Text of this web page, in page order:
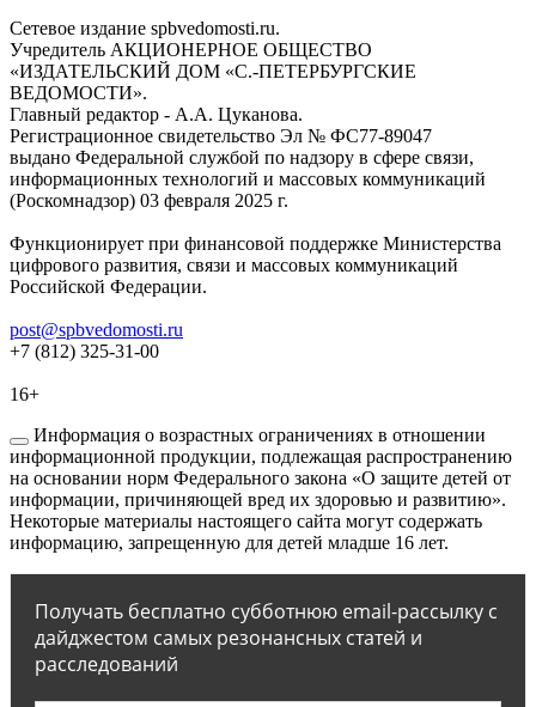
Сетевое издание spbvedomosti.ru.
Учредитель АКЦИОНЕРНОЕ ОБЩЕСТВО
«ИЗДАТЕЛЬСКИЙ ДОМ «С.-ПЕТЕРБУРГСКИЕ
ВЕДОМОСТИ».
Главный редактор - А.А. Цуканова.
Регистрационное свидетельство Эл № ФС77-89047
выдано Федеральной службой по надзору в сфере связи,
информационных технологий и массовых коммуникаций
(Роскомнадзор) 03 февраля 2025 г.
Функционирует при финансовой поддержке Министерства
цифрового развития, связи и массовых коммуникаций
Российской Федерации.
post@spbvedomosti.ru
+7 (812) 325-31-00
16+
Информация о возрастных ограничениях в отношении
информационной продукции, подлежащая распространению
на основании норм Федерального закона «О защите детей от
информации, причиняющей вред их здоровью и развитию».
Некоторые материалы настоящего сайта могут содержать
информацию, запрещенную для детей младше 16 лет.
Получать бесплатно субботнюю email-рассылку с
дайджестом самых резонансных статей и
расследований